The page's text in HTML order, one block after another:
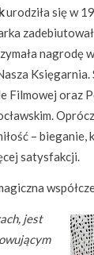
urodziła się w
nagrodę
Filmowej oraz
–
satysfakcji.
jest